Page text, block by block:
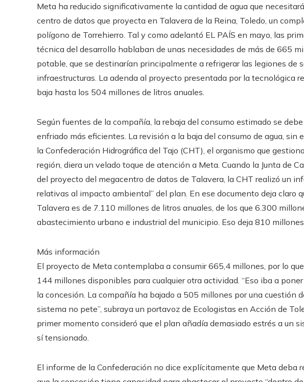
Meta ha reducido significativamente la cantidad de agua que
centro de datos que proyecta en Talavera de la Reina, Toledo, un
polígono de Torrehierro. Tal y como adelantó EL PAÍS en mayo, las
técnica del desarrollo hablaban de unas necesidades de más de 665
potable, que se destinarían principalmente a refrigerar las legiones de
infraestructuras. La adenda al proyecto presentada por la tecnológica
baja hasta los 504 millones de litros anuales.
Según fuentes de la compañía, la rebaja del consumo estimado se
enfriado más eficientes. La revisión a la baja del consumo de agua, sin
la Confederación Hidrográfica del Tajo (CHT), el organismo que
región, diera un velado toque de atención a Meta. Cuando la Junta de
del proyecto del megacentro de datos de Talavera, la CHT realizó un
relativas al impacto ambiental” del plan. En ese documento deja claro
Talavera es de 7.110 millones de litros anuales, de los que 6.300
abastecimiento urbano e industrial del municipio. Eso deja 810
Más información
El proyecto de Meta contemplaba a consumir 665,4 millones, por lo
144 millones disponibles para cualquier otra actividad. “Eso iba a
la concesión. La compañía ha bajado a 505 millones por una cuestión
sistema no pete”, subraya un portavoz de Ecologistas en Acción de
primer momento consideró que el plan añadía demasiado estrés a un
sí tensionado.
El informe de la Confederación no dice explícitamente que Meta deba